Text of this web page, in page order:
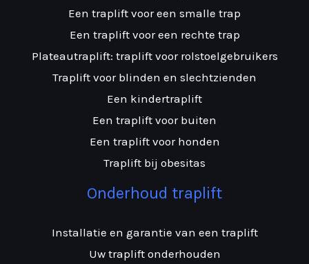
Een traplift voor een smalle trap
Een traplift voor een rechte trap
Plateautraplift: traplift voor rolstoelgebruikers
Traplift voor blinden en slechtzienden
Een kindertraplift
Een traplift voor buiten
Een traplift voor honden
Traplift bij obesitas
Onderhoud traplift
Installatie en garantie van een traplift
Uw traplift onderhouden